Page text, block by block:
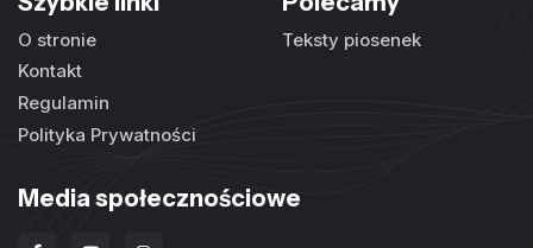
O stronie
Kontakt
Regulamin
Polityka Prywatności
Teksty piosenek
Media społecznościowe